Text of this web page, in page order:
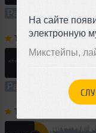
На сайте
электронную
Микстейпы,
Радио-шоу
TYNG & KMRN ➝ Air
Радио-шоу В
TYNG & KMRN